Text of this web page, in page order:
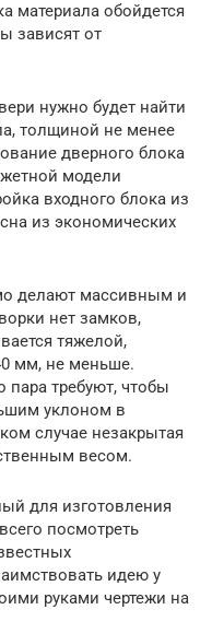
материала обойдется
зависят от
нужно будет найти
толщиной не менее
дверного блока
модели
входного блока из
из экономических
делают массивным и
нет замков,
тяжелой,
мм, не меньше.
пара требуют, чтобы
уклоном в
случае незакрытая
весом.
для изготовления
посмотреть
идею у
руками чертежи на